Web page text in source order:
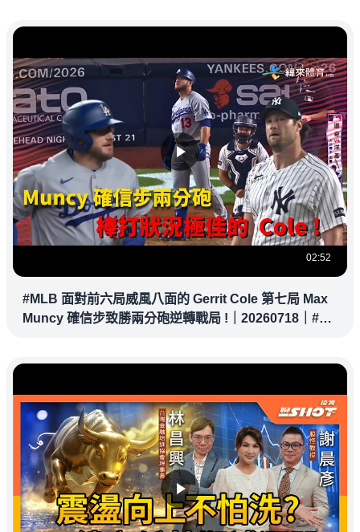
02:52
#MLB 面對前六局威風八面的 Gerrit Cole 第七局 Max
Muncy 確信步致勝兩分砲逆轉戰局 !｜20260718｜#洛